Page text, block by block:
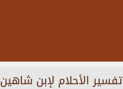
تفسير الأحلام لإبن شاهين